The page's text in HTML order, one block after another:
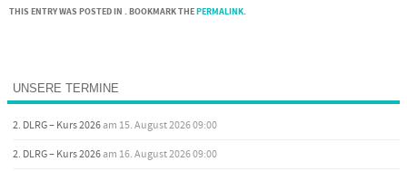
THIS ENTRY WAS POSTED IN . BOOKMARK THEPERMALINK.
Post navigation
UNSERE TERMINE
2. DLRG – Kurs 2026am 15. August 2026 09:00
2. DLRG – Kurs 2026am 16. August 2026 09:00